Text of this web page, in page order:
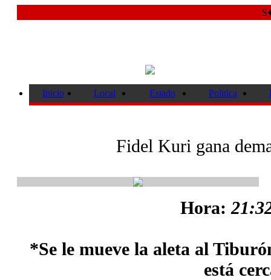
Inicio Local Estado Politica
Fidel Kuri gana
Hora:
*Se le mueve la aleta al
está